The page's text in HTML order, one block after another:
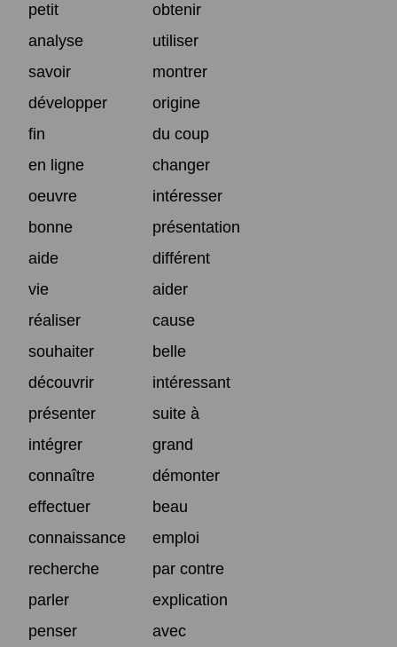
petit
obtenir
analyse
utiliser
savoir
montrer
développer
origine
fin
du coup
en ligne
changer
oeuvre
intéresser
bonne
présentation
aide
différent
vie
aider
réaliser
cause
souhaiter
belle
découvrir
intéressant
présenter
suite à
intégrer
grand
connaître
démonter
effectuer
beau
connaissance
emploi
recherche
par contre
parler
explication
penser
avec